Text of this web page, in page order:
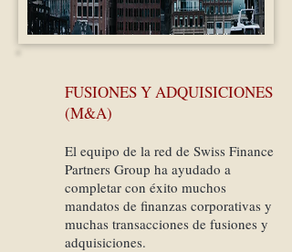
FUSIONES Y ADQUISICIONES
(M&A)
El equipo de la red de Swiss Finance
Partners Group ha ayudado a
completar con éxito muchos
mandatos de finanzas corporativas y
muchas transacciones de fusiones y
adquisiciones.